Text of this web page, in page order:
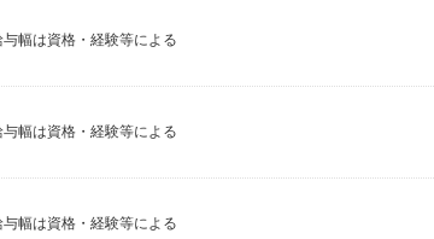
幅は資格・経験等による
幅は資格・経験等による
幅は資格・経験等による